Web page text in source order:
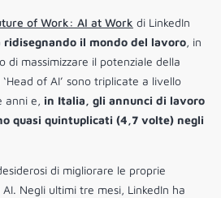
of Work: AI at Work di LinkedIn
ridisegnando il mondo del lavoro, in
di massimizzare il potenziale della
of AI’ sono triplicate a livello
anni e, in Italia, gli annunci di lavoro
quasi quintuplicati (4,7 volte) negli
di migliorare le proprie
Negli ultimi tre mesi, LinkedIn ha